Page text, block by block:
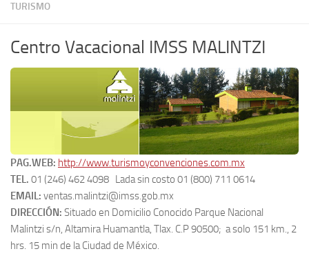
TURISMO
Centro Vacacional IMSS MALINTZI
PAG.WEB: http://www.turismoyconvenciones.com.mx
TEL. 01 (246) 462 4098 Lada sin costo 01 (800) 711 0614
EMAIL: ventas.malintzi@imss.gob.mx
DIRECCIÓN: Situado en Domicilio Conocido Parque Nacional
Malintzi s/n, Altamira Huamantla, Tlax. C.P 90500; a solo 151 km., 2
hrs. 15 min de la Ciudad de México.